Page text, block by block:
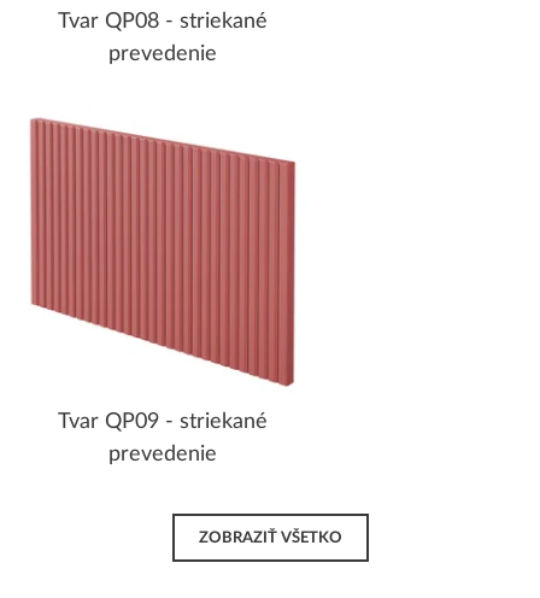
Tvar QP08 - striekané
prevedenie
Tvar QP09 - striekané
prevedenie
ZOBRAZIŤ VŠETKO